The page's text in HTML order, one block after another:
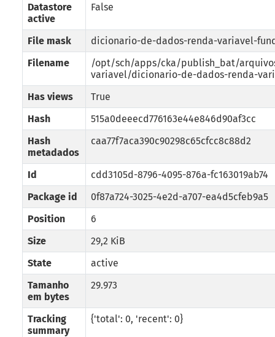
Datastore
active
False
File mask
dicionario-de-dados-renda-variavel-
Filename
/opt/sch/apps/cka/publish_bat/
variavel/dicionario-de-dados-renda-
Has views
True
Hash
515a0deeecd776163e44e846d90af3cc
Hash
metadados
caa77f7aca390c90298c65cfcc8c88d2
Id
cdd3105d-8796-4095-876a-fc163019ab74
Package id
0f87a724-3025-4e2d-a707-ea4d5cfeb9a5
Position
6
Size
29,2 KiB
State
active
Tamanho
em bytes
29.973
Tracking
summary
{'total': 0, 'recent': 0}